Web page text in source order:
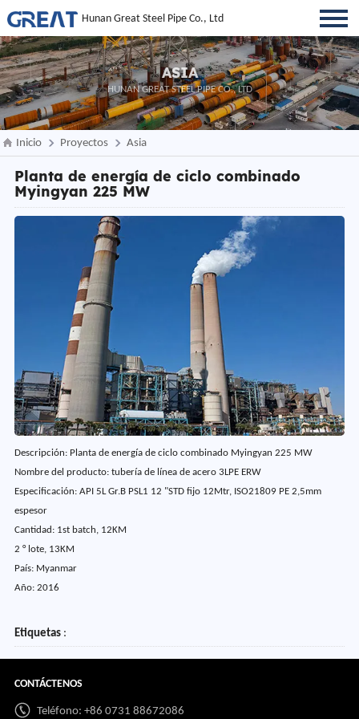
Hunan Great Steel Pipe Co., Ltd
ASIA
HUNAN GREAT STEEL PIPE CO., LTD
Inicio Proyectos Asia
Planta de energía de ciclo combinado
Myingyan 225 MW
Descripción: Planta de energía de ciclo combinado Myingyan 225 MW
Nombre del producto: tubería de línea de acero 3LPE ERW
Especificación: API 5L Gr.B PSL1 12 "STD fijo 12Mtr, ISO21809 PE 2,5mm
espesor
Cantidad: 1st batch, 12KM
2 ° lote, 13KM
País: Myanmar
Año: 2016
Etiquetas:
CONTÁCTENOS
Teléfono: +86 0731 88672086